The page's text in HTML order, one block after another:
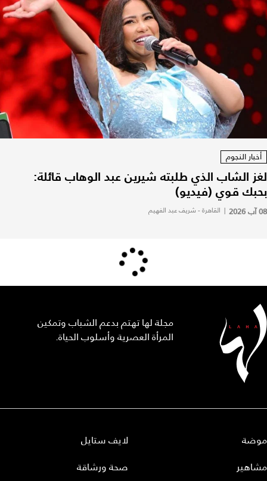
أخبار النجوم
لغز الشاب الذي طلبته شيرين عبد الوهاب قائلة:
بحبك قوي (فيديو)
08 آب 2026 | القاهرة - شريف عبد الفهيم
مجلة لها تهتم بدعم الشباب وتمكين
المرأة العصرية وأسلوب الحياة.
موضة
مشاهير
لايف ستايل
صحة ورشاقة